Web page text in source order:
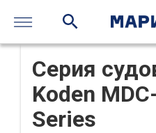
Серия
Koden
Series